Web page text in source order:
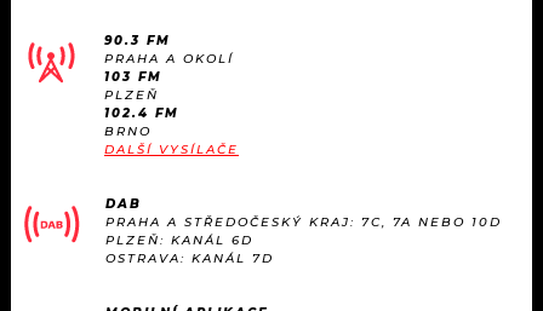
KALENDÁŘ
TRENDY
PROGRAM
PLAYLIST
90.3 FM
PRAHA A OKOLÍ
103 FM
PLZEŇ
102.4 FM
BRNO
DALŠÍ VYSÍLAČE
DAB
PRAHA A STŘEDOČESKÝ KRAJ: 7C, 7A NEBO 10D
PLZEŇ: KANÁL 6D
OSTRAVA: KANÁL 7D